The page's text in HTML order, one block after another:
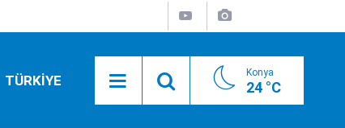
TÜRKİYE Konya
24 °C